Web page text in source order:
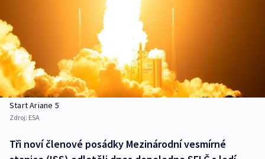
Start Ariane 5
Zdroj: ESA
Tři noví členové posádky Mezinárodní vesmírné